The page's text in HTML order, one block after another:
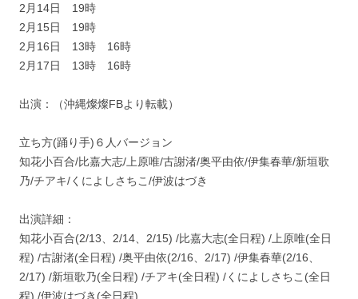
2月14日 19時
2月15日 19時
2月16日 13時 16時
2月17日 13時 16時
出演：（沖縄燦燦FBより転載）
立ち方(踊り手)６人バージョン
知花小百合/比嘉大志/上原唯/古謝渚/奥平由依/伊集春華/新垣歌
乃/チアキ/くによしさちこ/伊波はづき
出演詳細：
知花小百合(2/13、2/14、2/15) /比嘉大志(全日程) /上原唯(全日
程) /古謝渚(全日程) /奥平由依(2/16、2/17) /伊集春華(2/16、
2/17) /新垣歌乃(全日程) /チアキ(全日程) /くによしさちこ(全日
程) /伊波はづき(全日程)